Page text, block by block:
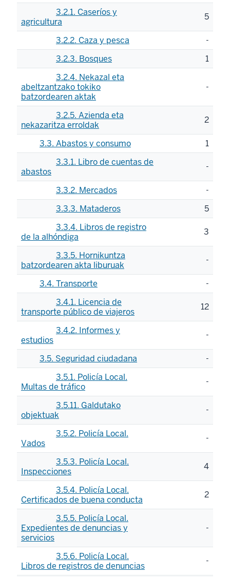
3.2.1. Caseríos y
agricultura
5
3.2.2. Caza y pesca
-
3.2.3. Bosques
1
3.2.4. Nekazal eta
abeltzantzako tokiko
batzordearen aktak
-
3.2.5. Azienda eta
nekazaritza erroldak
2
3.3. Abastos y consumo
1
3.3.1. Libro de cuentas de
abastos
-
3.3.2. Mercados
-
3.3.3. Mataderos
5
3.3.4. Libros de registro
de la alhóndiga
3
3.3.5. Hornikuntza
batzordearen akta liburuak
-
3.4. Transporte
-
3.4.1. Licencia de
transporte público de viajeros
12
3.4.2. Informes y
estudios
-
3.5. Seguridad ciudadana
-
3.5.1. Policía Local.
Multas de tráfico
-
3.5.11. Galdutako
objektuak
-
3.5.2. Policía Local.
Vados
-
3.5.3. Policía Local.
Inspecciones
4
3.5.4. Policía Local.
Certificados de buena conducta
2
3.5.5. Policía Local.
Expedientes de denuncias y
servicios
-
3.5.6. Policía Local.
Libros de registros de denuncias
-